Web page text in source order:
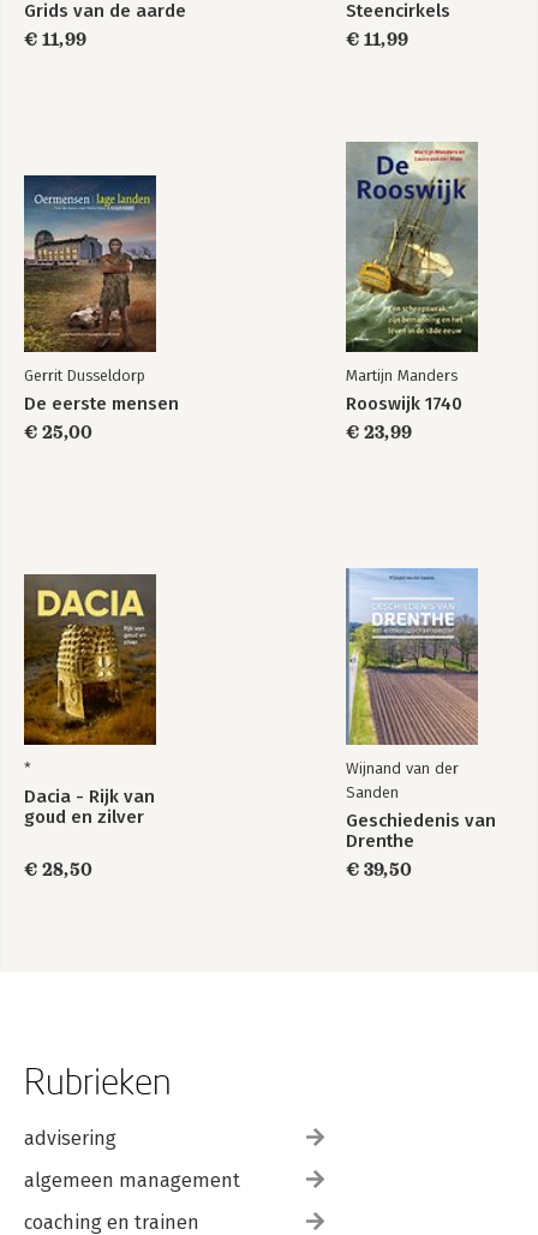
Grids van de aarde
€ 11,99
Steencirkels
€ 11,99
Gerrit Dusseldorp
De eerste mensen
€ 25,00
Martijn Manders
Rooswijk 1740
€ 23,99
*
Dacia - Rijk van
goud en zilver
€ 28,50
Wijnand van der
Sanden
Geschiedenis van
Drenthe
€ 39,50
Rubrieken
advisering
algemeen management
coaching en trainen